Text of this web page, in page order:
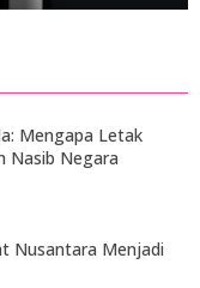
Mengapa Letak
Nasib Negara
Nusantara Menjadi